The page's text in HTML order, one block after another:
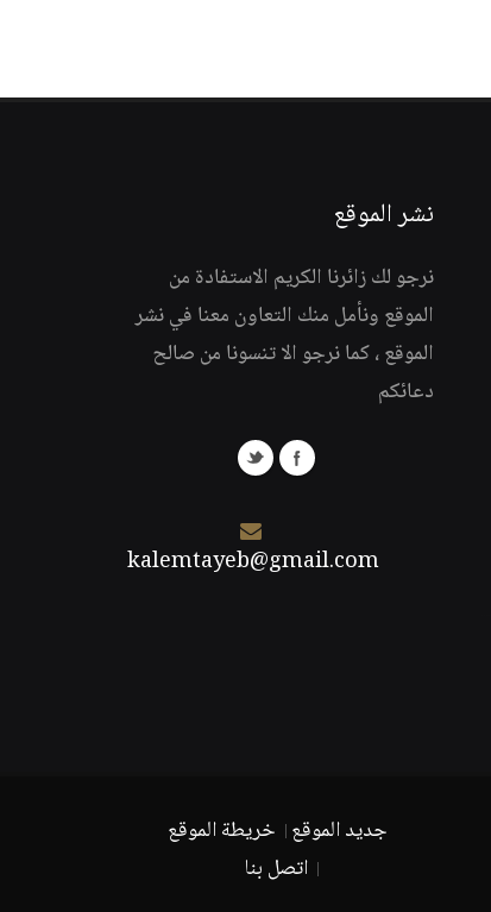
نشر الموقع
نرجو لك زائرنا الكريم الاستفادة من
الموقع ونأمل منك التعاون معنا في نشر
الموقع ، كما نرجو الا تنسونا من صالح
دعائكم
kalemtayeb@gmail.com
جديد الموقع خريطة الموقع
اتصل بنا